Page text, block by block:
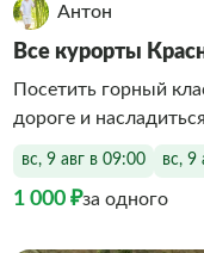
Антон
Все курорты
Посетить горный
дороге и
вс, 9 авг в 09:00 вс, 9
1 000 ₽за одного